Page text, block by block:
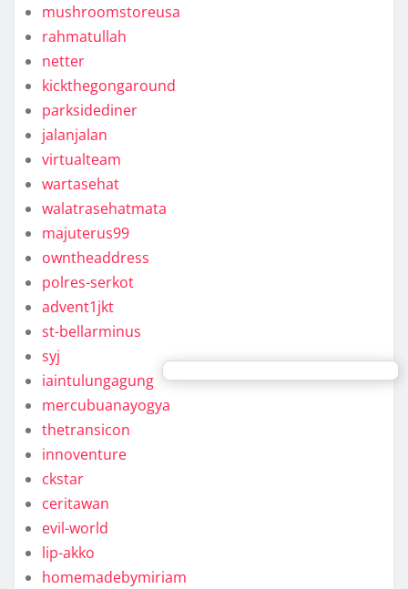
mushroomstoreusa
rahmatullah
netter
kickthegongaround
parksidediner
jalanjalan
virtualteam
wartasehat
walatrasehatmata
majuterus99
owntheaddress
polres-serkot
advent1jkt
st-bellarminus
syj
iaintulungagung
mercubuanayogya
thetransicon
innoventure
ckstar
ceritawan
evil-world
lip-akko
homemadebymiriam